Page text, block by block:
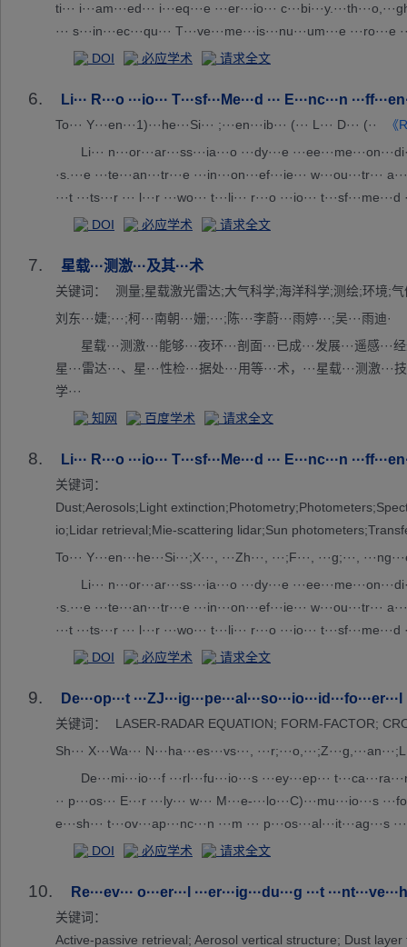
ti··· i···am···ed··· i···eq···e ···er···io···
··· s···in···ec···qu··· T···ve···me···is···nu···um···e ···ro···e
··wa··· c···d ···ro···si··· p···er···s.···nt···ou···bs···at···s
o ··· A···in···ti···io··· T···ob···ve···at···cl···
s ···re···d ···os···lo···ng···d
··up···ts···e ···ot···is···at···ro···-i···ce···lo···wa···
···ut···ub···nt··· a···si···fi···t ···it···s
DOI 必应学术 请求全文
6. Li··· R···o ···io··· T···sf···Me···d ··· E···nc···n
To··· Y···en···1)···he···Si··· ;···en···ib··· (··· L··· D··· (··
《
Li··· n···or···ar···ss···ia···o ···dy···e
·s.···e ···te···an···tr···e ···in···on···ef···ie··· w···ou···tr···
···t ···ts···r ··· l···r ···wo··· t···li··· r···o ···io···
···r ···io···d ···re···nd··· a···rb···
ow···at···e ···AP···mo···
· 4···(d···) ··· 6···(c···on···ou···er···l)··· 2··· ©···22···
DOI 必应学术 请求全文
7. 星载···测激···及其···术
关键词：
测量;星载激光雷达;大气科学;海洋科学;测绘;环境;气
刘东···婕;···;柯···南朝···姗;···;陈···李蔚···雨婷···;吴···雨迪·
星载···测激···能够···夜环···剖面···已成···发展···遥感···
星···雷达···、星···性检···据处···用等···术，···星载···测激
学···
知网
百度学术 请求全文
8. Li··· R···o ···io··· T···sf···Me···d ··· E···nc···n
关键词：
Dust;Aerosols;Light
io;Lidar retrieval;Mie-scattering lidar;Sun
To··· Y···en···he···Si···;X···, ···Zh···, ···;F···, ···g;···,
Li··· n···or···ar···ss···ia···o ···dy···e
·s.···e ···te···an···tr···e ···in···on···ef···ie··· w···ou···tr···
···t ···ts···r ··· l···r ···wo··· t···li··· r···o ···io···
···r ···io···d ···re···nd··· a···rb···
ow···at···e ···AP···mo···
· 4···(d···) ··· 6···(c···on···ou···er···l)··· 2··· ©···22···
DOI 必应学术 请求全文
9. De···op···t ···ZJ···ig···pe···al···so···io···id···fo···er···l
关键词：
LASER-RADAR EQUATION; FORM-FACTOR;
Sh··· X···Wa··· N···ha···es···vs···,
De···mi···io···f ···rl···fu···io···s ···ey···ep···
·· p···os··· E···r ···ly··· w··· M···e-···lo···C)···mu···io···s
e···sh··· t···ov···ap···nc···n ···m ··· p···os···al···it···ag···s
··te···al··· r···-t··· r···rd··· o···ve···p ···ct···
DOI 必应学术 请求全文
10. Re···ev··· o···er···l ···er···ig···du···g ···t
关键词：
Active-passive retrieval; Aerosol vertical structure; Dust